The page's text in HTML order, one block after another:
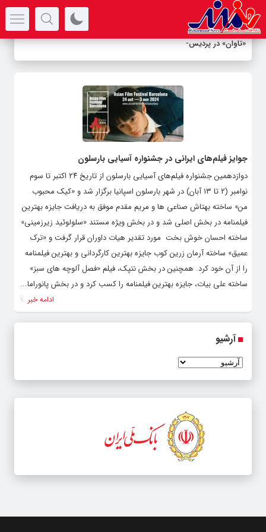
«تاوان» در پردیس ش-
جوایز فیلم‌های ایرانی در جشنواره آسیایی بارسلون
دوازدهمین جشنواره فیلم‌های آسیایی بارسلون از تاریخ ۲۴ اکتبر تا سوم
نوامبر (۲ تا ۱۳ آبان) در شهر بارسلون اسپانیا برگزار شد و «کیک محبوب
من» ساخته بهتاش صناعی ها و مریم مقدم موفق به دریافت جایزه بهترین
فیلمنامه در بخش اصلی شد و در بخش ویژه مستند «سلولوئید زیرزمینی»
ساخته احسان خوش بخت مورد تقدیر هیات داوران قرار گرفت و «ترک
عمیق» ساخته آرمان زرین کوب جایزه بهترین کارگردانی و بهترین فیلمنامه
را از آن خود کرد. همچنین در بخش نتپک، فیلم «فصل آلوچه های سبز»
ساخته علی بیات، جایزه بهترین فیلمنامه را کسب کرد و در بخش پانوراما...
ادامه خبر
آرشیو